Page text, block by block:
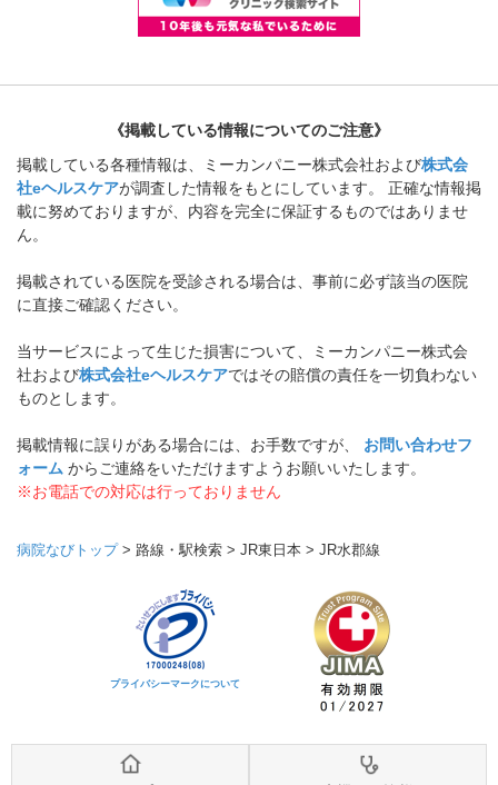
《掲載している情報についてのご注意》
掲載している各種情報は、ミーカンパニー株式会社および株式会
社eヘルスケアが調査した情報をもとにしています。 正確な情報掲
載に努めておりますが、内容を完全に保証するものではありませ
ん。
掲載されている医院を受診される場合は、事前に必ず該当の医院
に直接ご確認ください。
当サービスによって生じた損害について、ミーカンパニー株式会
社および株式会社eヘルスケアではその賠償の責任を一切負わない
ものとします。
掲載情報に誤りがある場合には、お手数ですが、 お問い合わせフ
ォーム からご連絡をいただけますようお願いいたします。
※お電話での対応は行っておりません
病院なびトップ> 路線・駅検索 > JR東日本 > JR水郡線
プライバシーマークについて